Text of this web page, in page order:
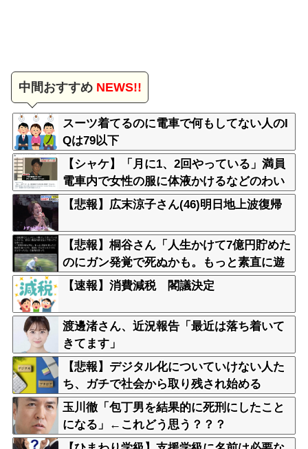
中間おすすめNEWS!!
スーツ着てるのに電車で何もしてない人のI
Qは79以下
【シャケ】「月に1、2回やっている」満員
電車内で女性の服に体液かけるなどのわい
せつ行為か 学習塾経営の60歳男を逮捕
【悲報】広末涼子さん(46)明日地上波復帰
【悲報】桐谷さん「人生かけて7億円貯めた
のにガン発覚で死ぬかも。もっと素直に遊
べばよかった」後悔の涙
【速報】消費減税 閣議決定
渡邊渚さん、近況報告「最近は落ち着いて
きてます」
【悲報】デジタル化についていけない人た
ち、ガチで社会から取り残され始める
玉川徹「包丁男を結果的に死刑にしたこと
になる」←これどう思う？？？